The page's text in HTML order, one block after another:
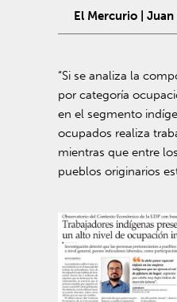
El Mercurio | Juan
“Si se analiza la
por categoría
en el segmento
ocupados realiza
mientras que entre
pueblos originarios